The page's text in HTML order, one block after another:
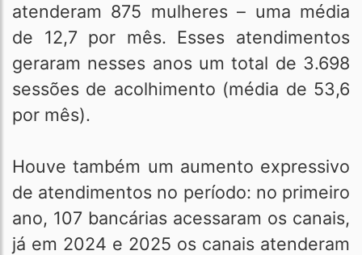
atenderam 875 mulheres – uma média
de 12,7 por mês. Esses atendimentos
geraram nesses anos um total de 3.698
sessões de acolhimento (média de 53,6
por mês).
Houve também um aumento expressivo
de atendimentos no período: no primeiro
ano, 107 bancárias acessaram os canais,
já em 2024 e 2025 os canais atenderam